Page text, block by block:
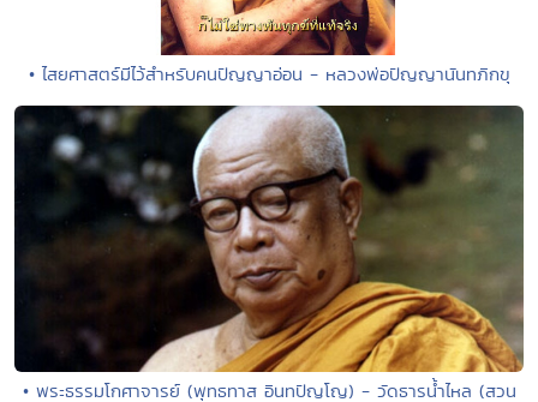
• ไสยศาสตร์มีไว้สำหรับคนปัญญาอ่อน - หลวงพ่อปัญญานันทภิกขุ
• พระธรรมโกศาจารย์ (พุทธทาส อินทปัญโญ) - วัดธารน้ำไหล (สวน